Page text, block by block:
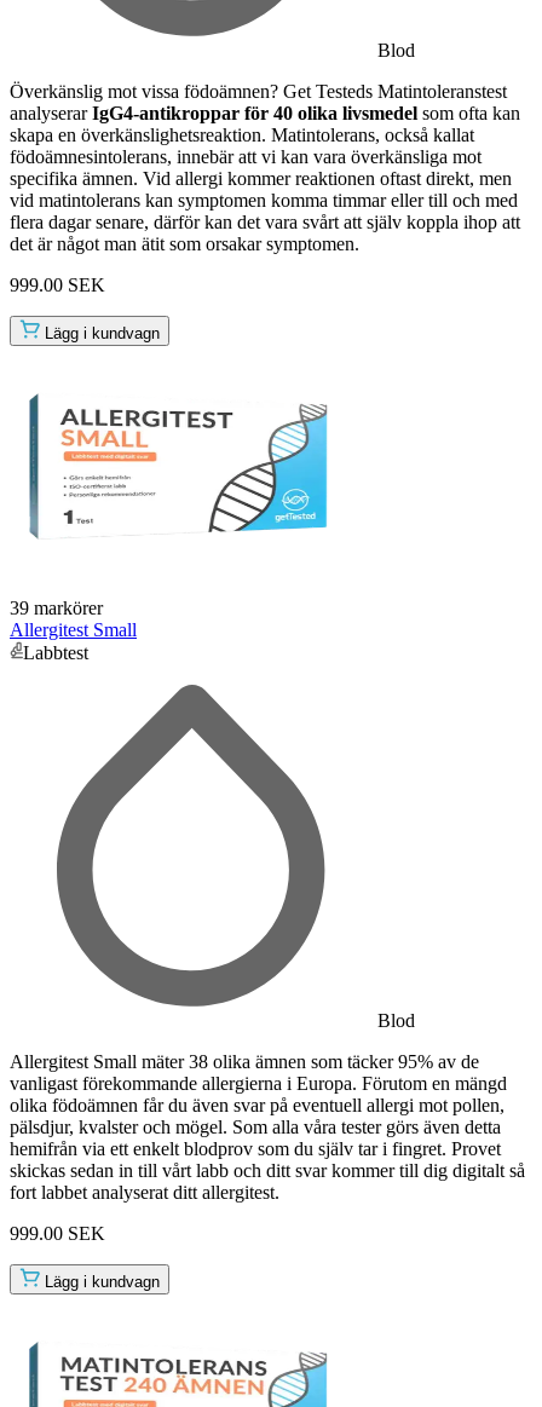
Blod
Överkänslig mot vissa födoämnen? Get Testeds Matintoleranstest
analyserar IgG4-antikroppar för 40 olika livsmedel som ofta kan
skapa en överkänslighetsreaktion. Matintolerans, också kallat
födoämnesintolerans, innebär att vi kan vara överkänsliga mot
specifika ämnen. Vid allergi kommer reaktionen oftast direkt, men
vid matintolerans kan symptomen komma timmar eller till och med
flera dagar senare, därför kan det vara svårt att själv koppla ihop att
det är något man ätit som orsakar symptomen.
999.00 SEK
Lägg i kundvagn
39 markörer
Allergitest Small
Labbtest
Blod
Allergitest Small mäter 38 olika ämnen som täcker 95% av de
vanligast förekommande allergierna i Europa. Förutom en mängd
olika födoämnen får du även svar på eventuell allergi mot pollen,
pälsdjur, kvalster och mögel. Som alla våra tester görs även detta
hemifrån via ett enkelt blodprov som du själv tar i fingret. Provet
skickas sedan in till vårt labb och ditt svar kommer till dig digitalt så
fort labbet analyserat ditt allergitest.
999.00 SEK
Lägg i kundvagn